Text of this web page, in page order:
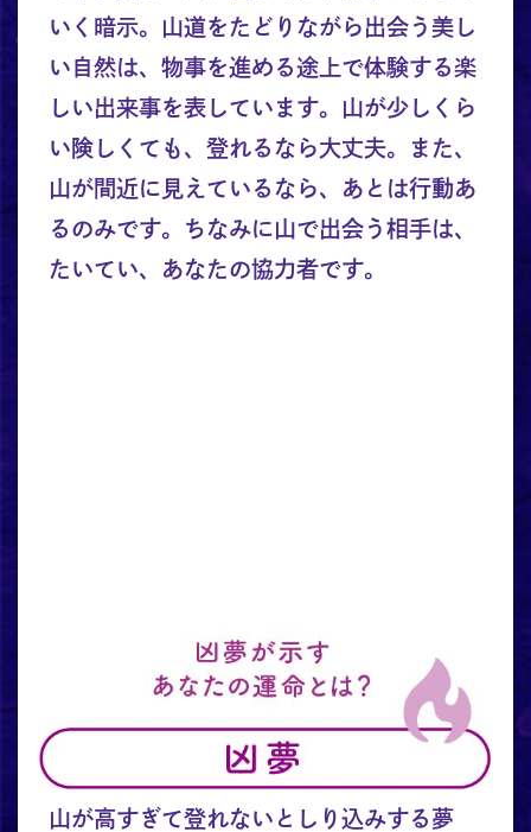
いく暗示。山道をたどりながら出会う美し
い自然は、物事を進める途上で体験する楽
しい出来事を表しています。山が少しくら
い険しくても、登れるなら大丈夫。また、
山が間近に見えているなら、あとは行動あ
るのみです。ちなみに山で出会う相手は、
たいてい、あなたの協力者です。
山が高すぎて登れないとしり込みする夢